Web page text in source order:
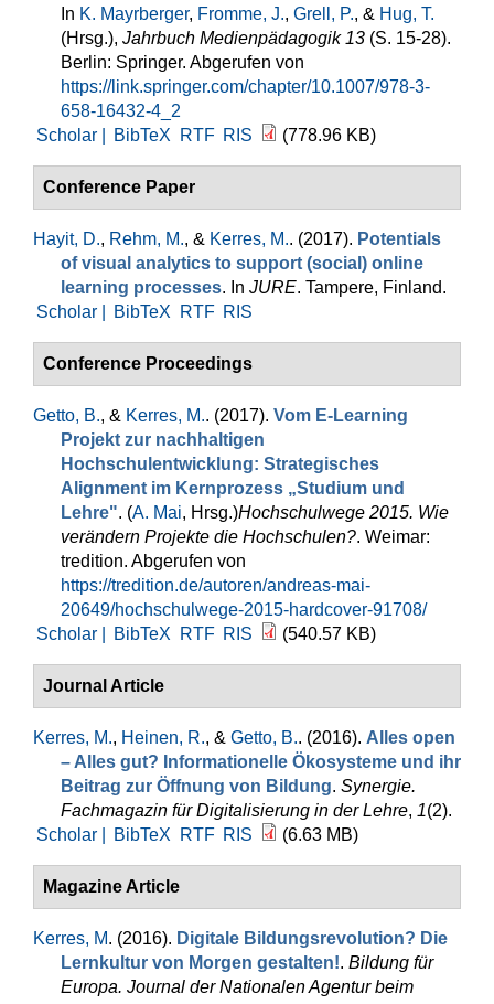
In K. Mayrberger, Fromme, J., Grell, P., & Hug, T.
(Hrsg.), Jahrbuch Medienpädagogik 13 (S. 15-28).
Berlin: Springer. Abgerufen von
https://link.springer.com/chapter/10.1007/978-3-
658-16432-4_2
Scholar |
BibTeX RTF RIS (778.96 KB)
Conference Paper
Hayit, D., Rehm, M., & Kerres, M.. (2017). Potentials
of visual analytics to support (social) online
learning processes. In JURE. Tampere, Finland.
Scholar |
BibTeX RTF RIS
Conference Proceedings
Getto, B., & Kerres, M.. (2017). Vom E-Learning
Projekt zur nachhaltigen
Hochschulentwicklung: Strategisches
Alignment im Kernprozess „Studium und
Lehre". (A. Mai, Hrsg.)Hochschulwege 2015. Wie
verändern Projekte die Hochschulen?. Weimar:
tredition. Abgerufen von
https://tredition.de/autoren/andreas-mai-
20649/hochschulwege-2015-hardcover-91708/
Scholar |
BibTeX RTF RIS (540.57 KB)
Journal Article
Kerres, M., Heinen, R., & Getto, B.. (2016). Alles open
– Alles gut? Informationelle Ökosysteme und ihr
Beitrag zur Öffnung von Bildung. Synergie.
Fachmagazin für Digitalisierung in der Lehre, 1(2).
Scholar |
BibTeX RTF RIS (6.63 MB)
Magazine Article
Kerres, M. (2016). Digitale Bildungsrevolution? Die
Lernkultur von Morgen gestalten!. Bildung für
Europa. Journal der Nationalen Agentur beim